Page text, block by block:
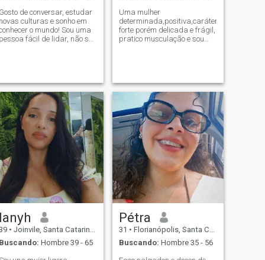
Gosto de conversar, estudar
novas culturas e sonho em
o mundo! Sou uma
pessoa fácil de lidar, não sou
a casa, mas ao mesmo
Uma mulher
determinada,positiva,caráter
forte porém delicada e frágil,
pratico musculação e sou
boa música,um bom vinho
com uma boa companhia.
lanyh
• Joinvile, Santa Catarina, Brasil
Buscando: Hombre 39 - 65
Pétra
31 • Florianópolis, Santa Catarina, Brasil
Buscando: Hombre 35 - 56